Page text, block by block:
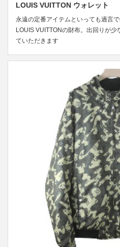
LOUIS VUITTON ウォレット
永遠の定番アイテムといっても過言
LOUIS VUITTONの財布。出回りが
ていただきます